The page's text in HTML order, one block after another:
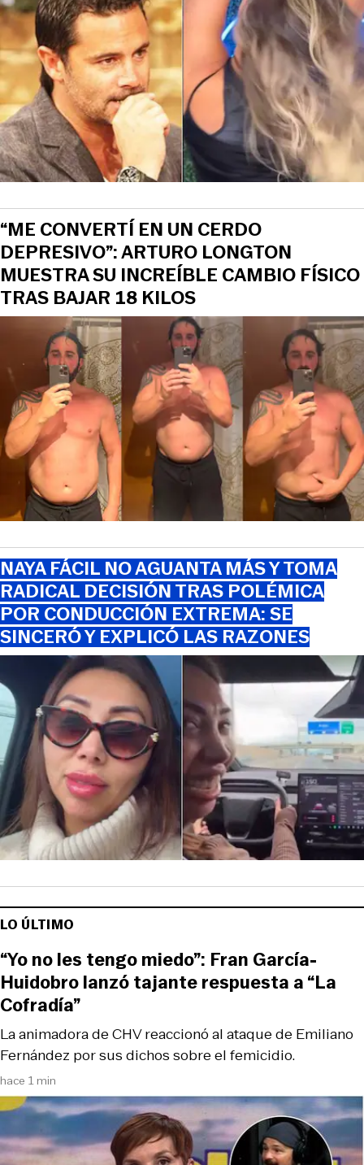
“ME CONVERTÍ EN UN CERDO
DEPRESIVO”: ARTURO LONGTON
MUESTRA SU INCREÍBLE CAMBIO FÍSICO
TRAS BAJAR 18 KILOS
NAYA FÁCIL NO AGUANTA MÁS Y TOMA
RADICAL DECISIÓN TRAS POLÉMICA
POR CONDUCCIÓN EXTREMA: SE
SINCERÓ Y EXPLICÓ LAS RAZONES
LO ÚLTIMO
hace 1 min
La animadora de CHV reaccionó al ataque de Emiliano
Fernández por sus dichos sobre el femicidio.
“Yo no les tengo miedo”: Fran García-
Huidobro lanzó tajante respuesta a “La
Cofradía”